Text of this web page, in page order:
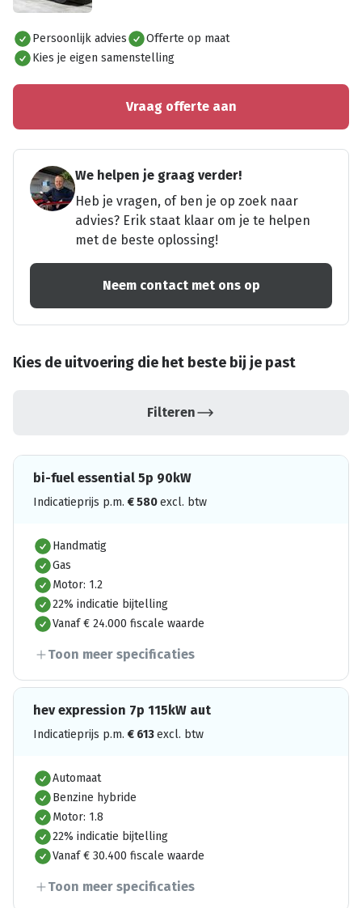
Alles bekijken
Persoonlijk advies
Offerte op maat
Kies je eigen samenstelling
Vraag offerte aan
We helpen je graag verder!
Heb je vragen, of ben je op zoek naar
advies? Erik staat klaar om je te helpen
met de beste oplossing!
Neem contact met ons op
Kies de uitvoering die het beste bij je past
Filteren
bi-fuel essential 5p 90kW
Indicatieprijs p.m. €580excl. btw
Handmatig
Gas
Motor: 1.2
22% indicatie bijtelling
Vanaf € 24.000 fiscale waarde
Toon meer specificaties
hev expression 7p 115kW aut
Indicatieprijs p.m. € 613excl. btw
Automaat
Benzine hybride
Motor: 1.8
22% indicatie bijtelling
Vanaf € 30.400 fiscale waarde
Toon meer specificaties